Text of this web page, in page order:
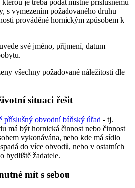
je třeba podat místně příslušnému
s vymezením požadovaného druhu
prováděné hornickým způsobem k
své jméno, příjmení, datum
všechny požadované náležitosti dle
situaci řešit
příslušný obvodní báňský úřad - tj.
má být hornická činnost nebo činnost
vykonávána, nebo kde má sídlo
do více obvodů, nebo v ostatních
bydliště žadatele.
mít s sebou